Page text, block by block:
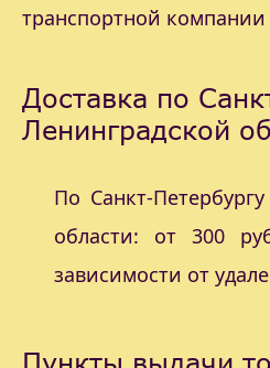
транспортной
Доставка по
Ленинградской
По Санкт-
области: от 300
зависимости от